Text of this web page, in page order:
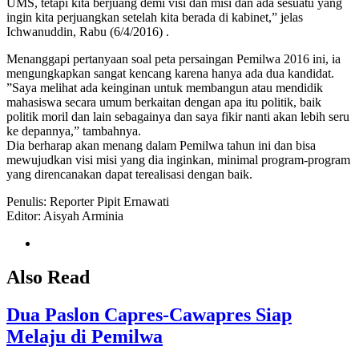
UMS, tetapi kita berjuang demi visi dan misi dan ada sesuatu yang
ingin kita perjuangkan setelah kita berada di kabinet,” jelas
Ichwanuddin, Rabu (6/4/2016) .
Menanggapi pertanyaan soal peta persaingan Pemilwa 2016 ini, ia
mengungkapkan sangat kencang karena hanya ada dua kandidat.
”Saya melihat ada keinginan untuk membangun atau mendidik
mahasiswa secara umum berkaitan dengan apa itu politik, baik
politik moril dan lain sebagainya dan saya fikir nanti akan lebih seru
ke depannya,” tambahnya.
Dia berharap akan menang dalam Pemilwa tahun ini dan bisa
mewujudkan visi misi yang dia inginkan, minimal program-program
yang direncanakan dapat terealisasi dengan baik.
Penulis: Reporter Pipit Ernawati
Editor: Aisyah Arminia
Also Read
Dua Paslon Capres-Cawapres Siap
Melaju di Pemilwa